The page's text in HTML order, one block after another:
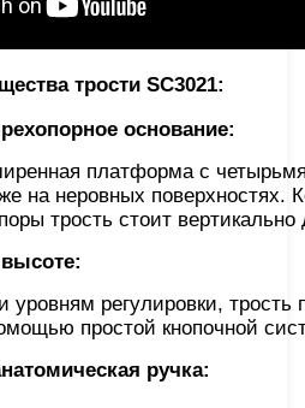
трости SC3021:
основание:
платформа с
на неровных поверхностях.
трость стоит
уровням регулировки,
простой кнопочной
ручка: